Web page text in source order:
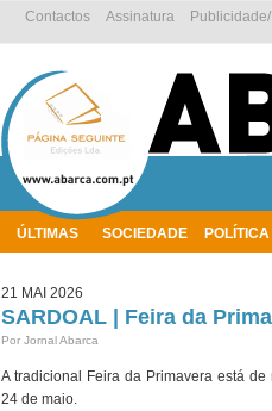
ÚLTIMAS SOCIEDADE POLÍTICA
Assinatura
Contactos
21 MAI 2026
SARDOAL | Feira da
Por Jornal Abarca
A tradicional Feira da Primavera está
24 de maio.